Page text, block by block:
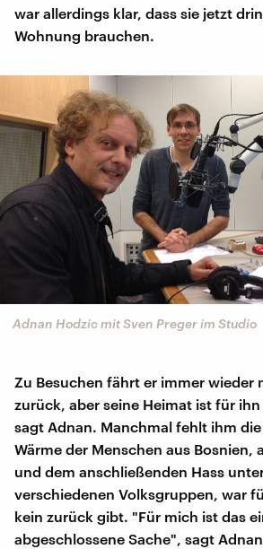
war allerdings klar, dass sie jetzt
Wohnung brauchen.
Adnan Hodzic mit Sven Preger im Studio
Zu Besuchen fährt er immer wieder
zurück, aber seine Heimat ist für
sagt Adnan. Manchmal fehlt ihm
Wärme der Menschen aus Bosnien,
und dem anschließenden Hass
verschiedenen Volksgruppen, war
kein zurück gibt. "Für mich ist das
abgeschlossene Sache", sagt